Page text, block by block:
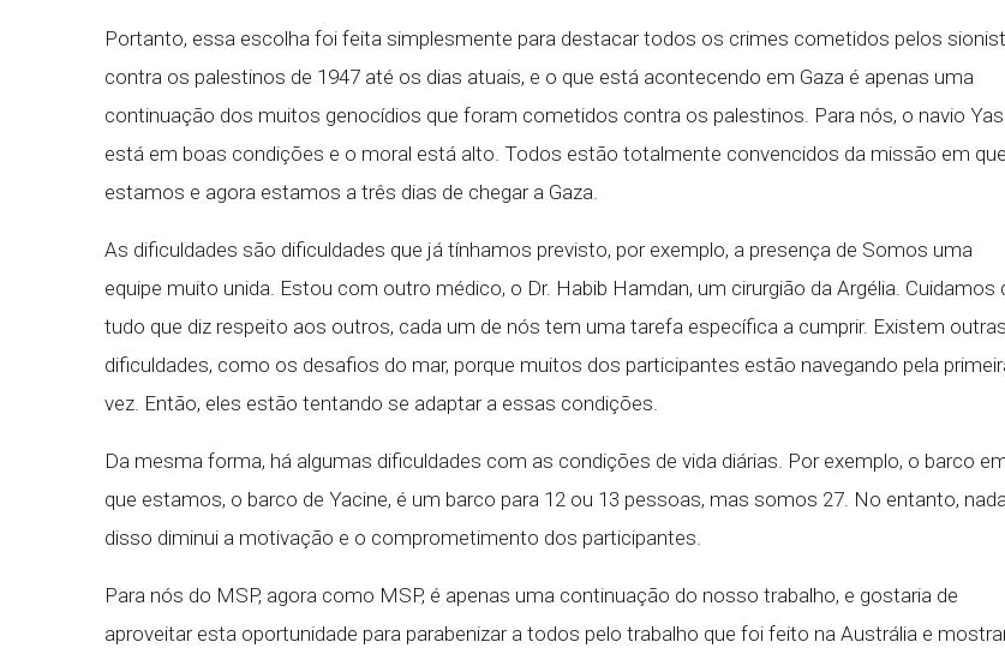
Portanto, essa escolha foi feita simplesmente para destacar todos os crimes cometidos pelos
contra os palestinos de 1947 até os dias atuais, e o que está acontecendo em Gaza é apenas uma
continuação dos muitos genocídios que foram cometidos contra os palestinos. Para nós, o navio
está em boas condições e o moral está alto. Todos estão totalmente convencidos da missão em que
estamos e agora estamos a três dias de chegar a Gaza.
As dificuldades são dificuldades que já tínhamos previsto, por exemplo, a presença de Somos uma
equipe muito unida. Estou com outro médico, o Dr. Habib Hamdan, um cirurgião da Argélia. Cuidamos
tudo que diz respeito aos outros, cada um de nós tem uma tarefa específica a cumprir. Existem outras
dificuldades, como os desafios do mar, porque muitos dos participantes estão navegando pela
vez. Então, eles estão tentando se adaptar a essas condições.
Da mesma forma, há algumas dificuldades com as condições de vida diárias. Por exemplo, o barco
que estamos, o barco de Yacine, é um barco para 12 ou 13 pessoas, mas somos 27. No entanto,
disso diminui a motivação e o comprometimento dos participantes.
Para nós do MSP, agora como MSP, é apenas uma continuação do nosso trabalho, e gostaria de
aproveitar esta oportunidade para parabenizar a todos pelo trabalho que foi feito na Austrália e